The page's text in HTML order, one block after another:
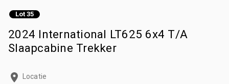
Lot 35
2024 International LT625 6x4 T/A
Slaapcabine Trekker
Locatie